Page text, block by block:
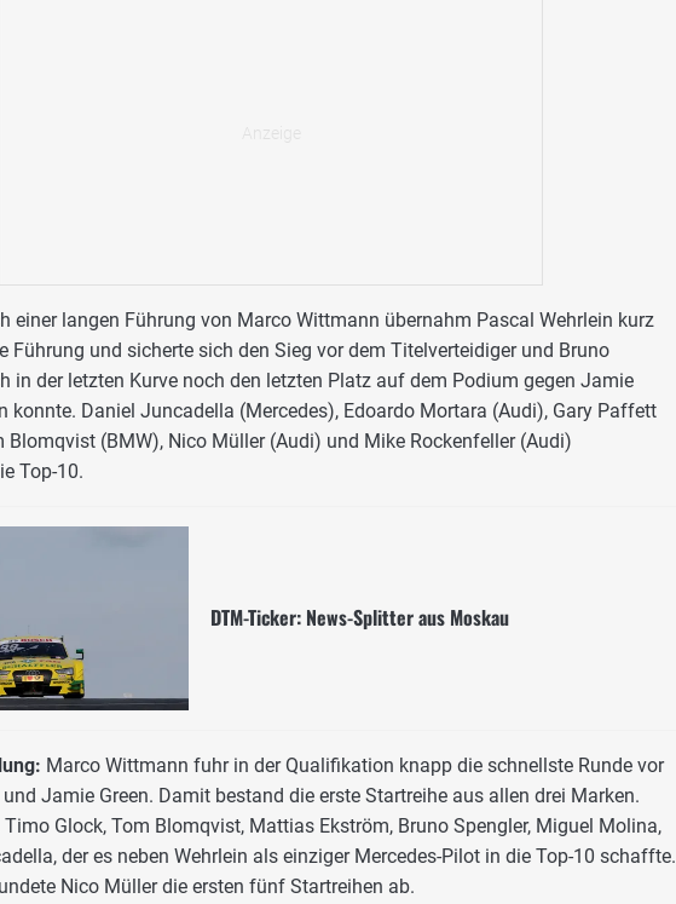
einer langen Führung von Marco Wittmann übernahm Pascal Wehrlein kurz
Führung und sicherte sich den Sieg vor dem Titelverteidiger und Bruno
in der letzten Kurve noch den letzten Platz auf dem Podium gegen Jamie
konnte. Daniel Juncadella (Mercedes), Edoardo Mortara (Audi), Gary Paffett
Blomqvist (BMW), Nico Müller (Audi) und Mike Rockenfeller (Audi)
Top-10.
DTM-Ticker: News-Splitter aus Moskau
Marco Wittmann fuhr in der Qualifikation knapp die schnellste Runde vor
Jamie Green. Damit bestand die erste Startreihe aus allen drei Marken.
Glock, Tom Blomqvist, Mattias Ekström, Bruno Spengler, Miguel Molina,
der es neben Wehrlein als einziger Mercedes-Pilot in die Top-10 schaffte.
Nico Müller die ersten fünf Startreihen ab.